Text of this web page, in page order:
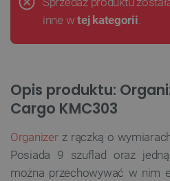
inne wtej kategorii.
Opis produktu:
Cargo KMC303
Organizerz rączką o
Posiada 9 szuflad oraz
można przechowywać w nim